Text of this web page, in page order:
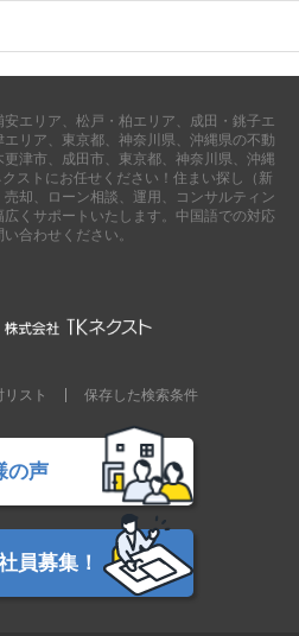
エリア、松戸・柏エリア、成田・銚子エ
リア、東京都、神奈川県、沖縄県の不動
津市、成田市、東京都、神奈川県、沖縄
ストにお任せください！住まい探し（新
却、ローン相談、運用、コンサルティン
くサポートいたします。中国語での対応
合わせください。
リスト 保存した検索条件
の声
員募集！